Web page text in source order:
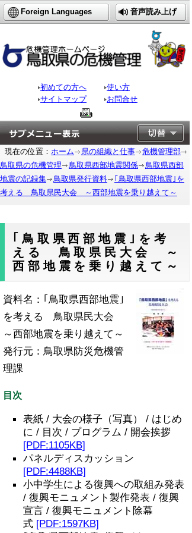
Foreign Languages 音声読み上げ
初めての方へ
使い方
サイトマップ
お問合せ
現在の位置： ホーム 県の組織と仕事
危機管理部
鳥取県の危機管理
鳥取県西部地震関係
鳥取県西部
地震の記録集
鳥取県発行資料
｢鳥取県西部地震｣を
考える 鳥取県民大会 ～西部地震を乗り越えて～
｢鳥取県西部地震｣を考
える 鳥取県民大会 ～
西部地震を乗り越えて～
資料名：｢鳥取県西部地震｣
を考える 鳥取県民大会
～西部地震を乗り越えて～
発行元：鳥取県防災危機管
理課
目次
表紙 / 大会の様子（写真） / はじめ
に / 目次 / プログラム / 開会挨拶
[PDF:1105KB]
パネルディスカッション
[PDF:4488KB]
小中学生による復興への取組み発表
/ 復興モニュメント製作発表 / 復興
宣言 / 復興モニュメント除幕
式 [PDF:1597KB]